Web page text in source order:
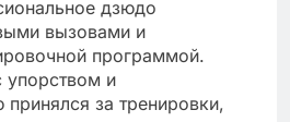
дзюдо
вызовами и
программой.
упорством и
принялся за тренировки,